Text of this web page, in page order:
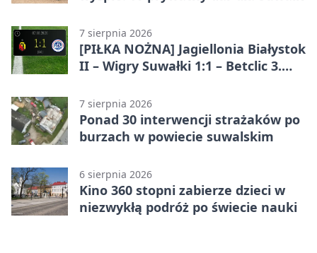
7 sierpnia 2026
[PIŁKA NOŻNA] Jagiellonia Białystok
II – Wigry Suwałki 1:1 – Betclic 3.
7 sierpnia 2026
Ponad 30 interwencji strażaków po
burzach w powiecie suwalskim
6 sierpnia 2026
Kino 360 stopni zabierze dzieci w
niezwykłą podróż po świecie nauki